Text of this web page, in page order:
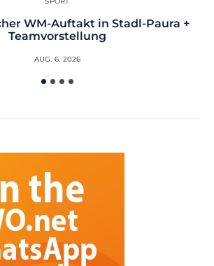
WM-Auftakt in Stadl-Paura +
Teamvorstellung
AUG. 6, 2026